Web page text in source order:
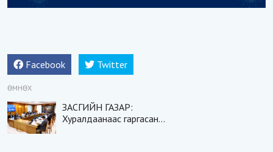
Facebook Twitter
ӨМНӨХ
ЗАСГИЙН ГАЗАР:
Хуралдаанаас гаргасан